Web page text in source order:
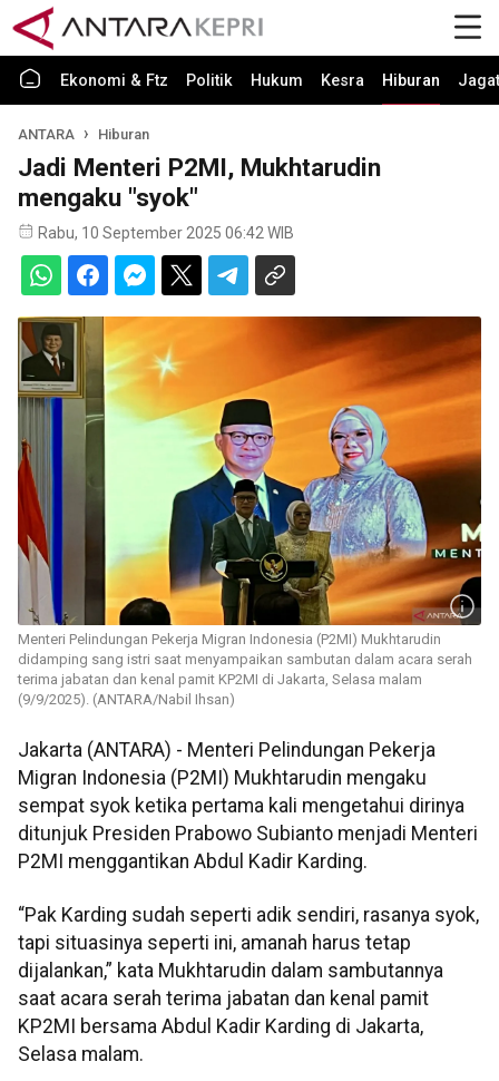
Ekonomi & Ftz Politik Hukum Kesra Hiburan Jagat
ANTARA Hiburan
Jadi Menteri P2MI, Mukhtarudin
mengaku "syok"
Rabu, 10 September 2025 06:42 WIB
Menteri Pelindungan Pekerja Migran Indonesia (P2MI) Mukhtarudin
didamping sang istri saat menyampaikan sambutan dalam acara serah
terima jabatan dan kenal pamit KP2MI di Jakarta, Selasa malam
(9/9/2025). (ANTARA/Nabil Ihsan)
Jakarta (ANTARA) - Menteri Pelindungan Pekerja
Migran Indonesia (P2MI) Mukhtarudin mengaku
sempat syok ketika pertama kali mengetahui dirinya
ditunjuk Presiden Prabowo Subianto menjadi Menteri
P2MI menggantikan Abdul Kadir Karding.
“Pak Karding sudah seperti adik sendiri, rasanya syok,
tapi situasinya seperti ini, amanah harus tetap
dijalankan,” kata Mukhtarudin dalam sambutannya
saat acara serah terima jabatan dan kenal pamit
KP2MI bersama Abdul Kadir Karding di Jakarta,
Selasa malam.